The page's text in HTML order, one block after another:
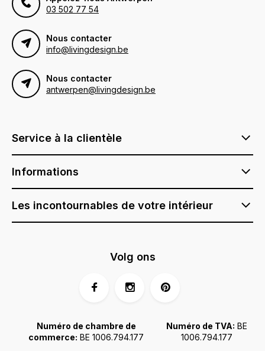
03 502 77 54
Nous contacter
info@livingdesign.be
Nous contacter
antwerpen@livingdesign.be
Service à la clientèle
Informations
Les incontournables de votre intérieur
Numéro de chambre de
commerce: BE 1006.794.177
Numéro de TVA: BE
1006.794.177
Volg ons